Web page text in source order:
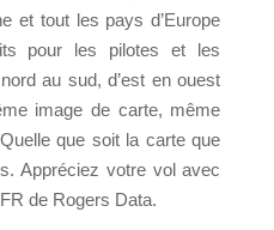
et tout les pays d’Europe
pour les pilotes et les
au sud, d’est en ouest
image de carte, même
que soit la carte que
Appréciez votre vol avec
de Rogers Data.